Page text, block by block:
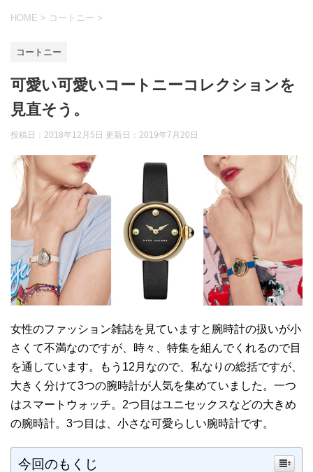
HOME > コートニー >
コートニー
可愛い可愛いコートニーコレクションを
見直そう。
投稿日：2018年12月5日 更新日： 2019年7月20日
女性のファッション雑誌を見ていますと腕時計の扱いが小
さくて不満なのですが、時々、特集を組んでくれるので目
を通しています。もう12月なので、私なりの総括ですが、
大きく分けて3つの腕時計が人気を集めていました。一つ
はスマートウォッチ。2つ目はユニセックスなどの大きめ
の腕時計。3つ目は、小さな可愛らしい腕時計です。
今回のもくじ